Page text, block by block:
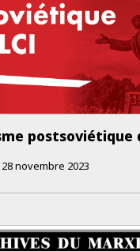
postsoviétique
28 novembre 2023